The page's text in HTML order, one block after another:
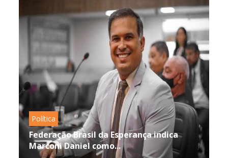
Política
Federação Brasil da Esperança indica
Marconi Daniel como...